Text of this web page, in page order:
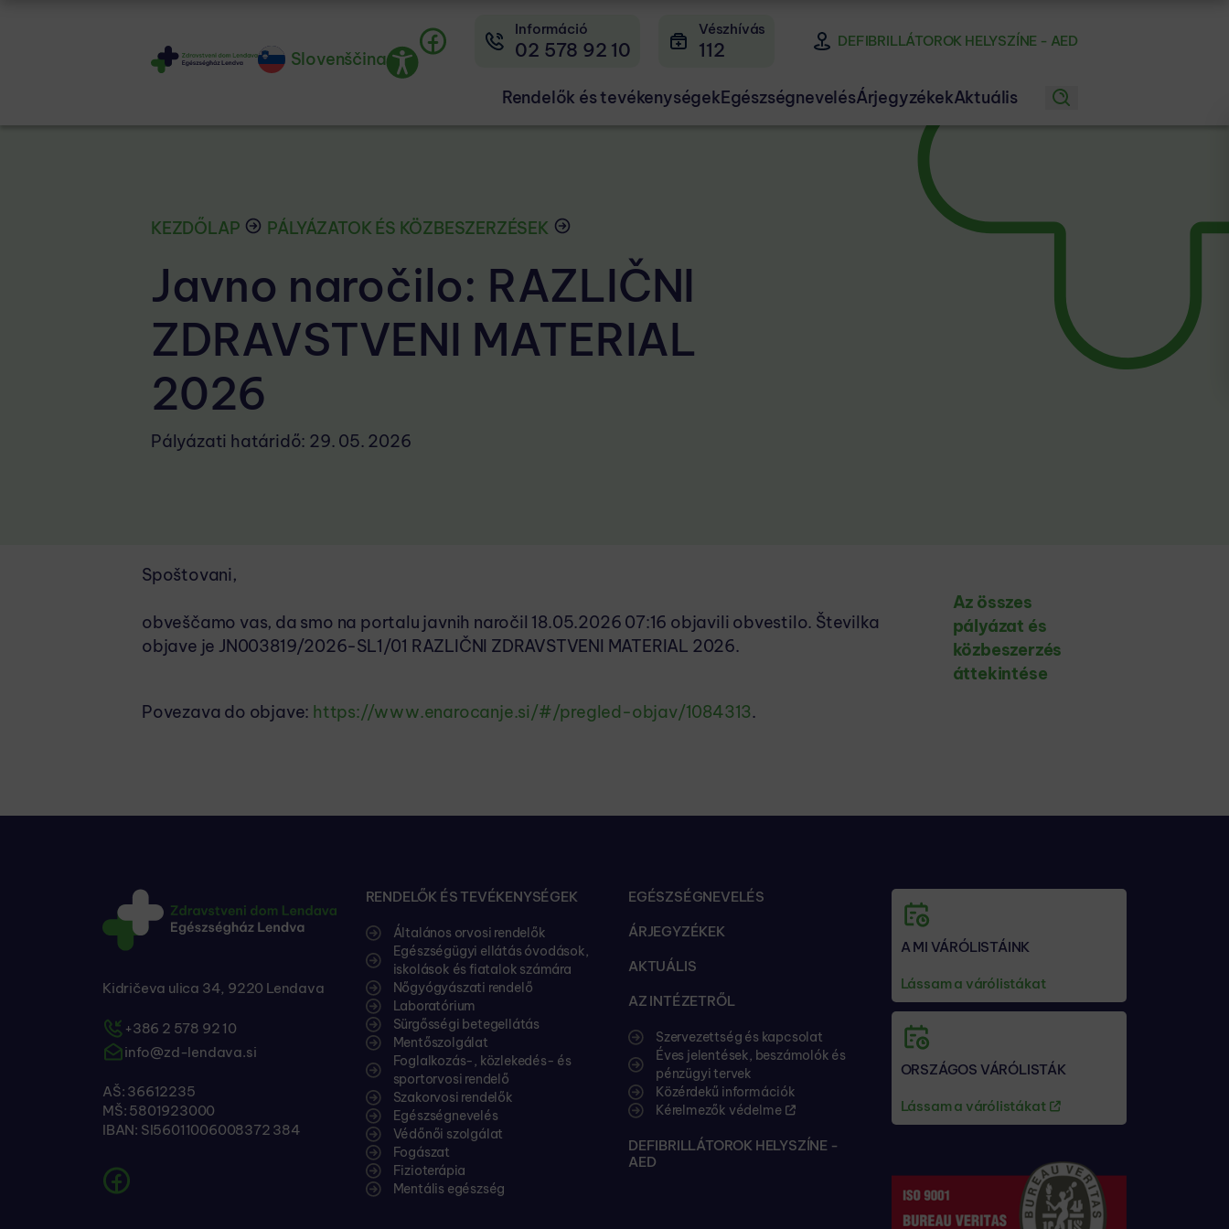
Slovenščina
Információ
02 578 92 10
Vészhívás
112 DEFIBRILLÁTOROK HELYSZÍNE - AED
Rendelők és tevékenységekEgészségnevelésÁrjegyzékekAktuális
KEZDŐLAP PÁLYÁZATOK ÉS KÖZBESZERZÉSEK
Javno naročilo: RAZLIČNI
ZDRAVSTVENI MATERIAL
2026
Pályázati határidő: 29. 05. 2026
Spoštovani,
obveščamo vas, da smo na portalu javnih naročil 18.05.2026 07:16 objavili obvestilo. Številka
objave je JN003819/2026-SL1/01 RAZLIČNI ZDRAVSTVENI MATERIAL 2026.
Povezava do objave: https://www.enarocanje.si/#/pregled-objav/1084313.
Az összes
pályázat és
közbeszerzés
áttekintése
Kidričeva ulica 34, 9220 Lendava
+386 2 578 92 10
info@zd-lendava.si
AŠ: 36612235
MŠ: 5801923000
IBAN: SI56011006008372 384
RENDELŐK ÉS TEVÉKENYSÉGEK
Általános orvosi rendelők
Egészségügyi ellátás óvodások,
iskolások és fiatalok számára
Nőgyógyászati rendelő
Laboratórium
Sürgősségi betegellátás
Mentőszolgálat
Foglalkozás-, közlekedés- és
sportorvosi rendelő
Szakorvosi rendelők
Egészségnevelés
Védőnői szolgálat
Fogászat
Fizioterápia
Mentális egészség
EGÉSZSÉGNEVELÉS
ÁRJEGYZÉKEK
AKTUÁLIS
AZ INTÉZETRŐL
Szervezettség és kapcsolat
Éves jelentések, beszámolók és
pénzügyi tervek
Közérdekű információk
Kérelmezők védelme
DEFIBRILLÁTOROK HELYSZÍNE -
AED
A MI VÁRÓLISTÁINK
Lássam a várólistákat
ORSZÁGOS VÁRÓLISTÁK
Lássam a várólistákat